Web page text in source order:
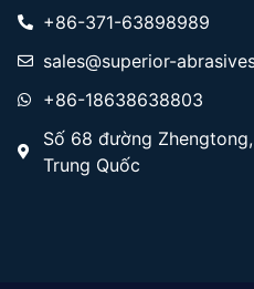
+86-371-63898989
sales@superior-
+86-18638638803
Số 68 đường
Trung Quốc